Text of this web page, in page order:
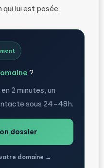
qui lui est posée.
?
2 minutes, un
sous 24-48h.
dossier
domaine →